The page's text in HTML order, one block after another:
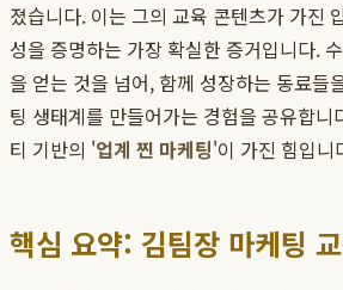
졌습니다. 이는 그의 교육 콘텐츠가 가진
성을 증명하는 가장 확실한 증거입니다.
을 얻는 것을 넘어, 함께 성장하는 동료들
팅 생태계를 만들어가는 경험을 공유합니
티 기반의 '업계 찐 마케팅'이 가진 힘입니
핵심 요약: 김팀장 마케팅